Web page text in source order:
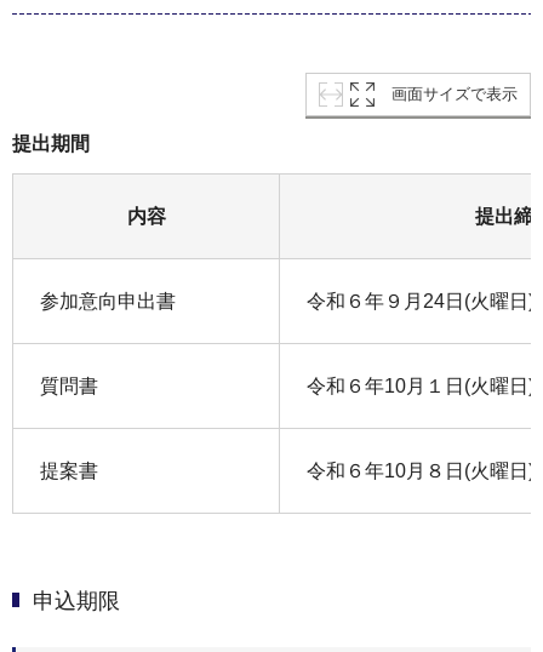
画面サイズで表示
提出期間
内容 提出締
参加意向申出書 令和６年９月24日(火曜日
質問書 令和６年10月１日(火曜日
提案書 令和６年10月８日(火曜日
申込期限